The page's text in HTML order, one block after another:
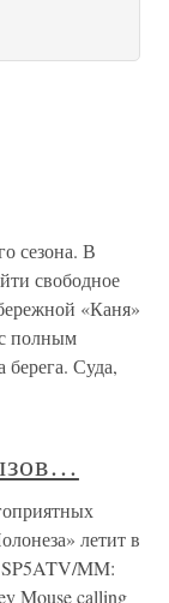
сезона. В
свободное
«Каня»
полным
Суда,
летит в
MM:
Mouse calling